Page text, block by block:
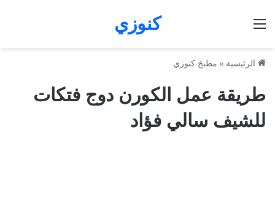
كنوزي
الرئيسية » مطبخ كنوزي
طريقة عمل الكورن دوج فتكات
للشيف سالي فؤاد